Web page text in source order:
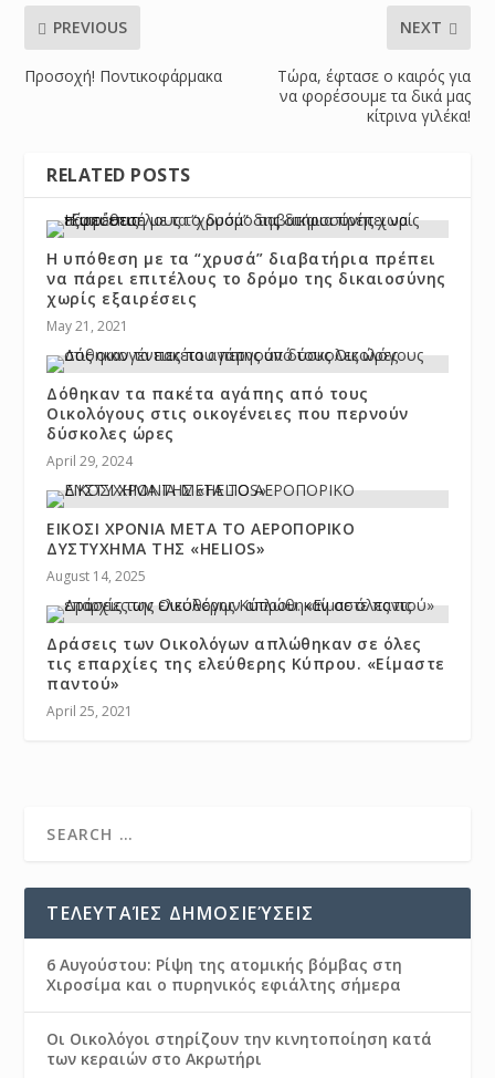
PREVIOUS
Προσοχή! Ποντικοφάρμακα
NEXT
Τώρα, έφτασε ο καιρός για
να φορέσουμε τα δικά μας
κίτρινα γιλέκα!
RELATED POSTS
Η υπόθεση με τα “χρυσά” διαβατήρια πρέπει
να πάρει επιτέλους το δρόμο της δικαιοσύνης
χωρίς εξαιρέσεις
May 21, 2021
Δόθηκαν τα πακέτα αγάπης από τους
Οικολόγους στις οικογένειες που περνούν
δύσκολες ώρες
April 29, 2024
ΕΙΚΟΣΙ ΧΡΟΝΙA ΜΕΤΑ ΤΟ ΑΕΡΟΠΟΡΙΚΟ
ΔΥΣΤΥΧΗΜΑ ΤΗΣ «HELIOS»
August 14, 2025
Δράσεις των Οικολόγων απλώθηκαν σε όλες
τις επαρχίες της ελεύθερης Κύπρου. «Είμαστε
παντού»
April 25, 2021
ΤΕΛΕΥΤΑΊΕΣ ΔΗΜΟΣΙΕΎΣΕΙΣ
6 Αυγούστου: Ρίψη της ατομικής βόμβας στη
Χιροσίμα και ο πυρηνικός εφιάλτης σήμερα
Οι Οικολόγοι στηρίζουν την κινητοποίηση κατά
των κεραιών στο Ακρωτήρι